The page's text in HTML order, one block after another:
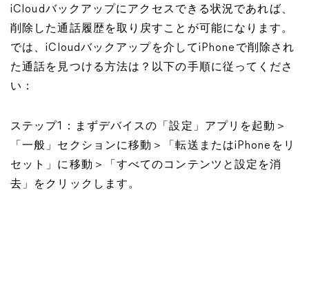
iCloudバックアップにアクセスできる状況であれば、
削除した通話履歴を取り戻すことが可能になります。
では、iCloudバックアップを介してiPhoneで削除され
た通話を見つける方法は？以下の手順に従ってくださ
い：
ステップ1：まずデバイスの「設定」アプリを起動＞
「一般」セクションに移動＞「転送またはiPhoneをリ
セット」に移動＞「すべてのコンテンツと設定を消
去」をクリックします。